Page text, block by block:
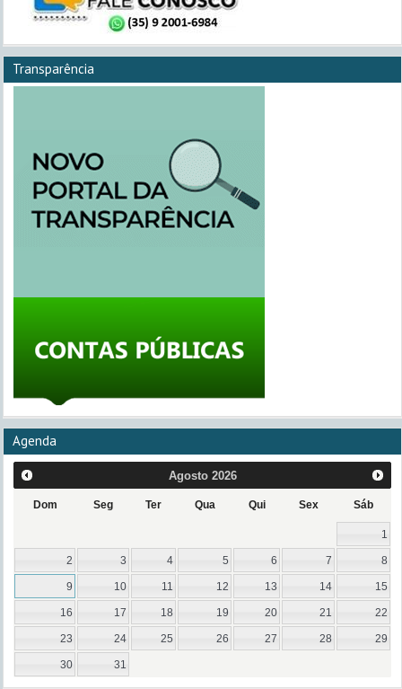
Transparência
Agenda
Agosto 2026
Dom Seg Ter Qua Qui Sex Sáb
1
2 3 4 5 6 7 8
9 10 11 12 13 14 15
16 17 18 19 20 21 22
23 24 25 26 27 28 29
30 31